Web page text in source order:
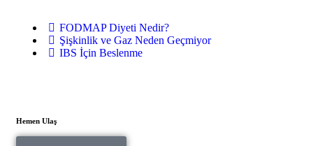
FODMAP Diyeti Nedir?
Şişkinlik ve Gaz Neden Geçmiyor
IBS İçin Beslenme
Hemen Ulaş